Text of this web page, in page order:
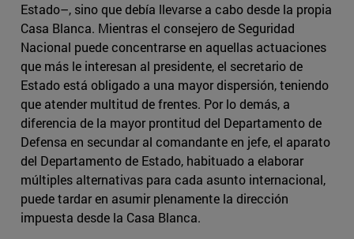
Estado–, sino que debía llevarse a cabo desde la propia
Casa Blanca. Mientras el consejero de Seguridad
Nacional puede concentrarse en aquellas actuaciones
que más le interesan al presidente, el secretario de
Estado está obligado a una mayor dispersión, teniendo
que atender multitud de frentes. Por lo demás, a
diferencia de la mayor prontitud del Departamento de
Defensa en secundar al comandante en jefe, el aparato
del Departamento de Estado, habituado a elaborar
múltiples alternativas para cada asunto internacional,
puede tardar en asumir plenamente la dirección
impuesta desde la Casa Blanca.